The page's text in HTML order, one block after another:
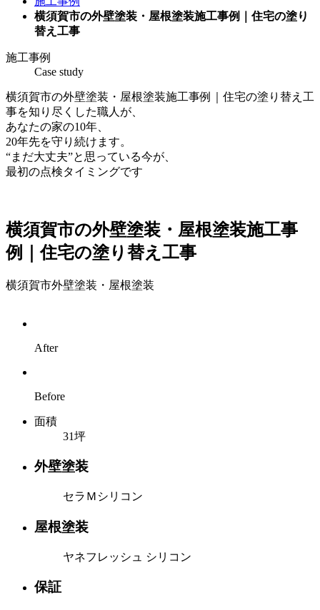
横須賀市の外壁塗装・屋根塗装施工事例｜住宅の塗り
替え工事
施工事例
Case study
横須賀市の外壁塗装・屋根塗装施工事例｜住宅の塗り替え工
事を知り尽くした職人が、
あなたの家の10年、
20年先を守り続けます。
“まだ大丈夫”と思っている今が、
最初の点検タイミングです
横須賀市の外壁塗装・屋根塗装施工事
例｜住宅の塗り替え工事
横須賀市外壁塗装・屋根塗装
After
Before
面積
31坪
外壁塗装
セラＭシリコン
屋根塗装
ヤネフレッシュ シリコン
保証